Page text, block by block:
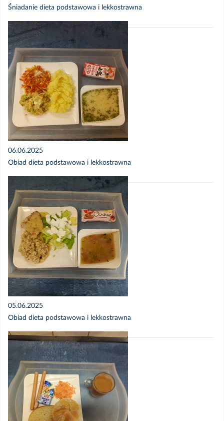
Śniadanie dieta podstawowa i lekkostrawna
06.06.2025
Obiad dieta podstawowa i lekkostrawna
05.06.2025
Obiad dieta podstawowa i lekkostrawna